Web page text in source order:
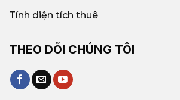
Tính diện tích thuê
THEO DÕI CHÚNG TÔI